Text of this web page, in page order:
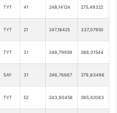
TYT 41 248,14124 275,49322
TYT 21 247,18425 337,07950
TYT 31 246,79959 286,01544
SAY 31 246,76667 279,83496
TYT 52 243,90458 285,42083